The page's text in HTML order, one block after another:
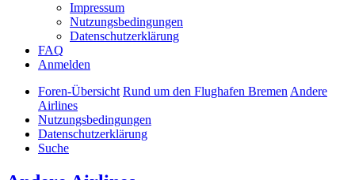
Impressum
Nutzungsbedingungen
Datenschutzerklärung
FAQ
Anmelden
Foren-Übersicht Rund um den Flughafen BremenAndere
Airlines
Nutzungsbedingungen
Datenschutzerklärung
Suche